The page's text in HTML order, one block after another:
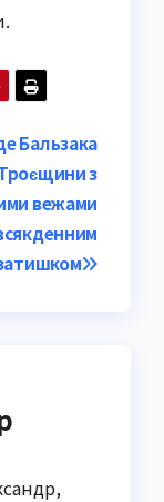
Бальзака
з
вежами